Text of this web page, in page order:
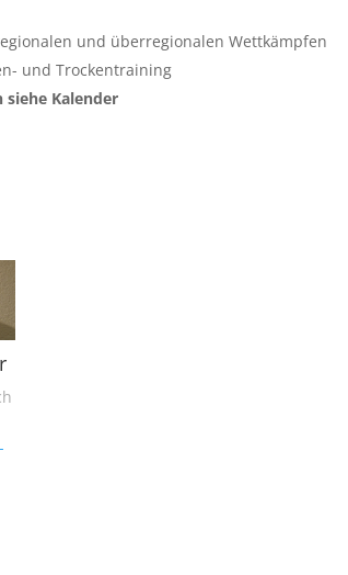
und überregionalen Wettkämpfen
und Trockentraining
siehe Kalender